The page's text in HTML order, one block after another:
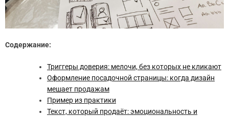
Содержание:
Триггеры доверия: мелочи, без которых не кликают
Оформление посадочной страницы: когда дизайн
мешает продажам
Пример из практики
Текст, который продаёт: эмоциональность и